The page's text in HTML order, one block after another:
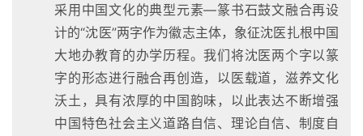
采用中国文化的典型元素—篆书石鼓文融合再设
计的“沈医”两字作为徽志主体，象征沈医扎根中国
大地办教育的办学历程。我们将沈医两个字以篆
字的形态进行融合再创造，以医载道，滋养文化
沃土，具有浓厚的中国韵味，以此表达不断增强
中国特色社会主义道路自信、理论自信、制度自